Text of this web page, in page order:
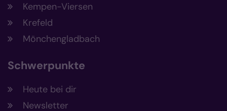
Kempen-Viersen
Krefeld
Mönchengladbach
Schwerpunkte
Heute bei dir
Newsletter